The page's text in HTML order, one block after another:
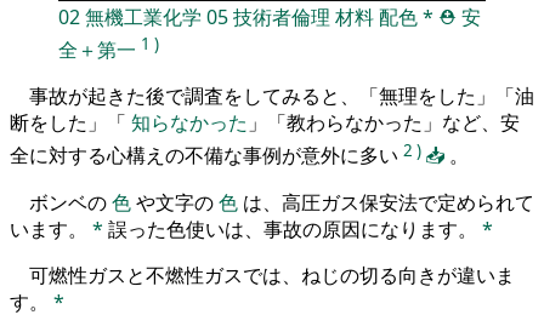
02無機工業化学 05技術者倫理 材料配色* ⛑️ 安
全＋第一 1 )
事故が起きた後で調査をしてみると、「無理をした」「油
断をした」「 知らなかった 」「教わらなかった」など、安
全に対する心構えの不備な事例が意外に多い 2 ) 📥 。
ボンベの色や文字の色 は、高圧ガス保安法で定められて
います。 * 誤った色使いは、事故の原因になります。 *
可燃性ガスと不燃性ガスでは、ねじの切る向きが違いま
す。 *